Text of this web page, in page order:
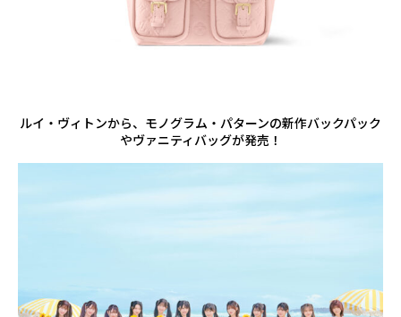
ルイ・ヴィトンから、モノグラム・パターンの新作バックパック
やヴァニティバッグが発売！